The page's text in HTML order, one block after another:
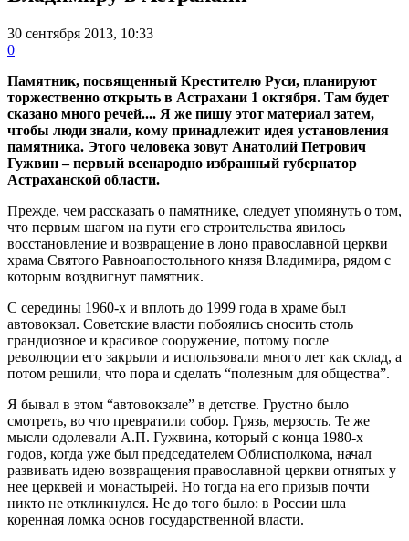
30 сентября 2013, 10:33
0
Памятник, посвященный Крестителю Руси, планируют
торжественно открыть в Астрахани 1 октября. Там будет
сказано много речей.... Я же пишу этот материал затем,
чтобы люди знали, кому принадлежит идея установления
памятника. Этого человека зовут Анатолий Петрович
Гужвин – первый всенародно избранный губернатор
Астраханской области.
Прежде, чем рассказать о памятнике, следует упомянуть о том,
что первым шагом на пути его строительства явилось
восстановление и возвращение в лоно православной церкви
храма Святого Равноапостольного князя Владимира, рядом с
которым воздвигнут памятник.
С середины 1960-х и вплоть до 1999 года в храме был
автовокзал. Советские власти побоялись сносить столь
грандиозное и красивое сооружение, потому после
революции его закрыли и использовали много лет как склад, а
потом решили, что пора и сделать “полезным для общества”.
Я бывал в этом “автовокзале” в детстве. Грустно было
смотреть, во что превратили собор. Грязь, мерзость. Те же
мысли одолевали А.П. Гужвина, который с конца 1980-х
годов, когда уже был председателем Облисполкома, начал
развивать идею возвращения православной церкви отнятых у
нее церквей и монастырей. Но тогда на его призыв почти
никто не откликнулся. Не до того было: в России шла
коренная ломка основ государственной власти.